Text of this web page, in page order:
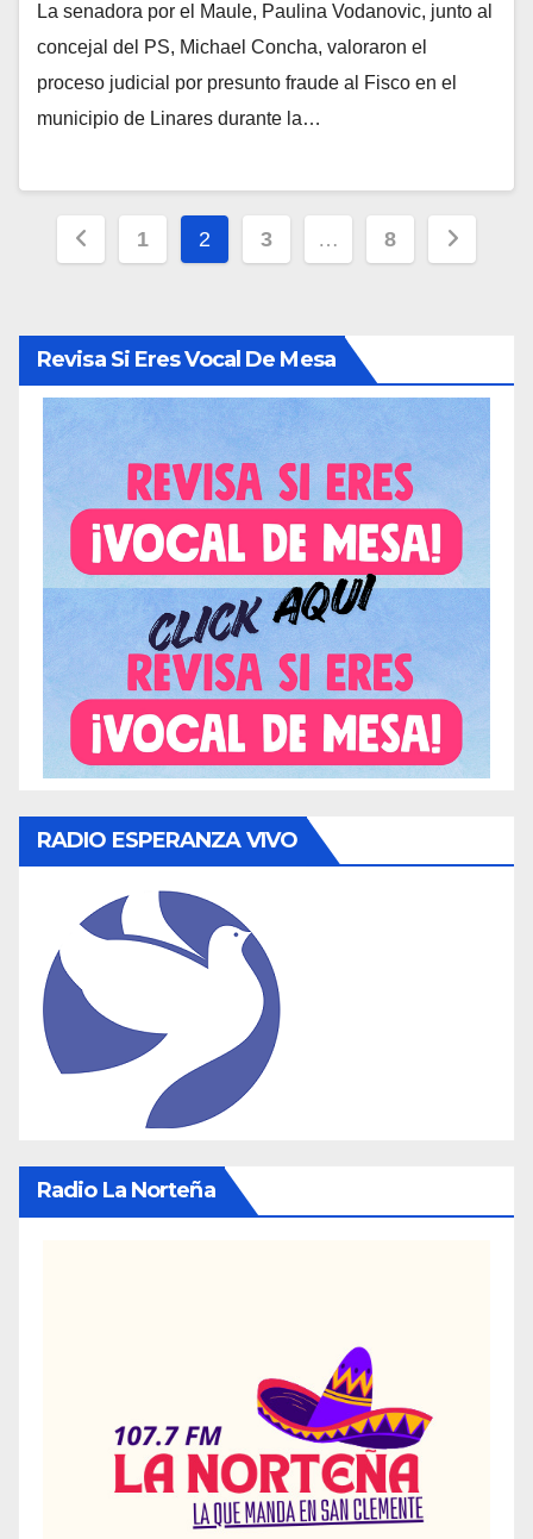
La senadora por el Maule, Paulina Vodanovic, junto al
concejal del PS, Michael Concha, valoraron el
proceso judicial por presunto fraude al Fisco en el
municipio de Linares durante la…
Paginación
entradas
1 2 3 … 8
Revisa Si Eres Vocal De Mesa
RADIO ESPERANZA VIVO
Radio La Norteña